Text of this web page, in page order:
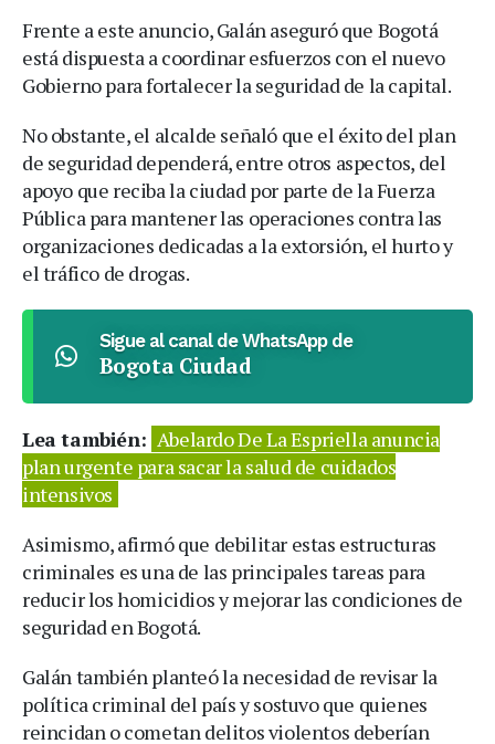
Frente a este anuncio, Galán aseguró que Bogotá
está dispuesta a coordinar esfuerzos con el nuevo
Gobierno para fortalecer la seguridad de la capital.
No obstante, el alcalde señaló que el éxito del plan
de seguridad dependerá, entre otros aspectos, del
apoyo que reciba la ciudad por parte de la Fuerza
Pública para mantener las operaciones contra las
organizaciones dedicadas a la extorsión, el hurto y
el tráfico de drogas.
Sigue al canal de WhatsApp de
Bogota Ciudad
Lea también: Abelardo De La Espriella anuncia
plan urgente para sacar la salud de cuidados
intensivos
Asimismo, afirmó que debilitar estas estructuras
criminales es una de las principales tareas para
reducir los homicidios y mejorar las condiciones de
seguridad en Bogotá.
Galán también planteó la necesidad de revisar la
política criminal del país y sostuvo que quienes
reincidan o cometan delitos violentos deberían